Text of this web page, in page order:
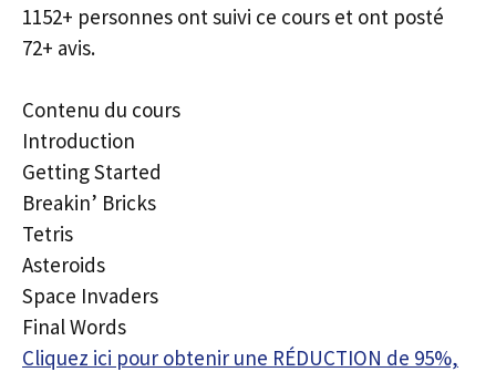
1152+ personnes ont suivi ce cours et ont posté
72+ avis.
Contenu du cours
Introduction
Getting Started
Breakin’ Bricks
Tetris
Asteroids
Space Invaders
Final Words
Cliquez ici pour obtenir une RÉDUCTION de 95%,